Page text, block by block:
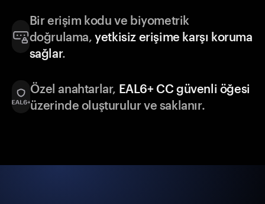
Bir erişim kodu ve biyometrik
doğrulama,yetkisiz erişime karşı koruma
sağlar.
Özel anahtarlar, EAL6+ CC güvenli öğesi
üzerinde oluşturulur ve saklanır.